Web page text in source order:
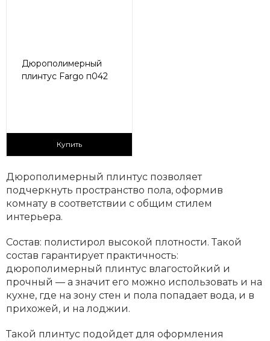
Дюрополимерный
плинтус Fargo п042
Купить
Дюрополимерный плинтус позволяет
подчеркнуть пространство пола, оформив
комнату в соответствии с общим стилем
интерьера.
Состав: полистирол высокой плотности. Такой
состав гарантирует практичность:
дюрополимерный плинтус влагостойкий и
прочный — а значит его можно использовать и на
кухне, где на зону стен и пола попадает вода, и в
прихожей, и на лоджии.
Такой плинтус подойдет для оформления